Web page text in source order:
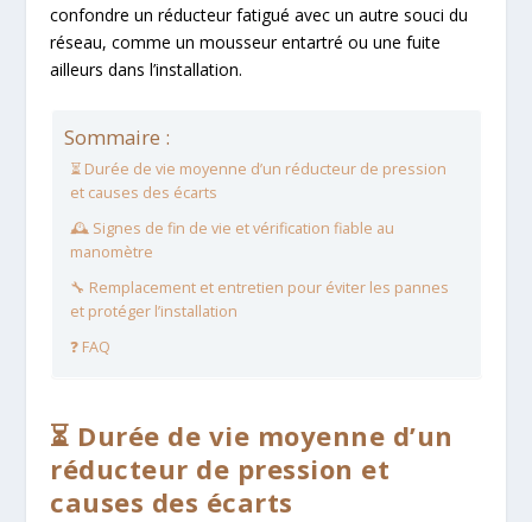
confondre un réducteur fatigué avec un autre souci du
réseau, comme un mousseur entartré ou une fuite
ailleurs dans l’installation.
Sommaire :
⏳ Durée de vie moyenne d’un réducteur de pression
et causes des écarts
🕰️ Signes de fin de vie et vérification fiable au
manomètre
🔧 Remplacement et entretien pour éviter les pannes
et protéger l’installation
❓ FAQ
⏳ Durée de vie moyenne d’un
réducteur de pression et
causes des écarts